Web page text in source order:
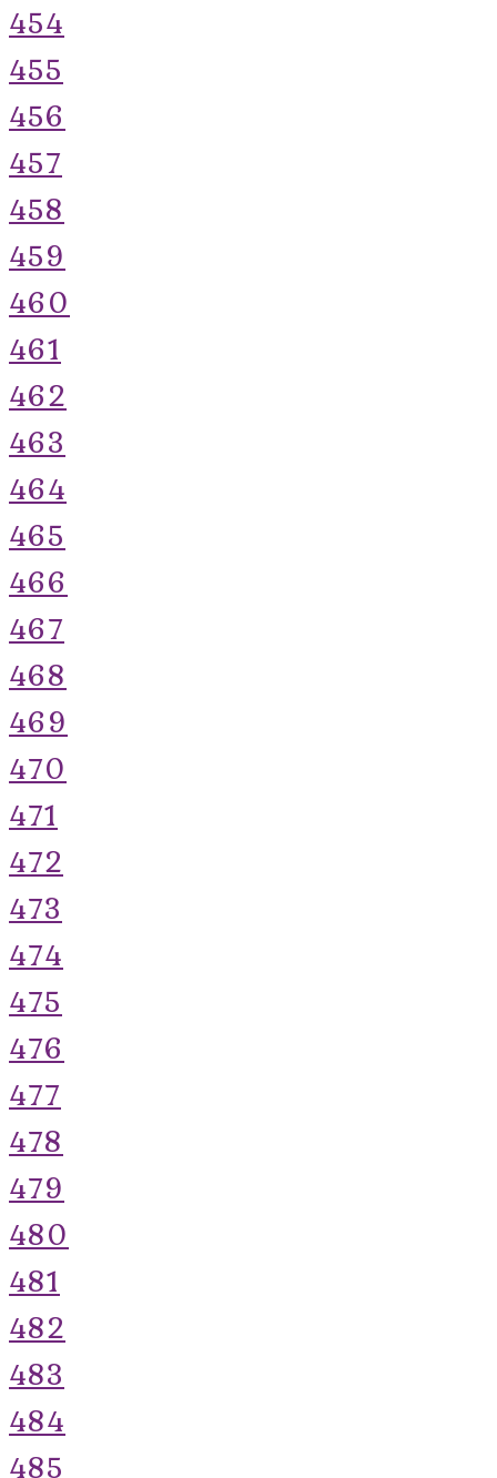
454
455
456
457
458
459
460
461
462
463
464
465
466
467
468
469
470
471
472
473
474
475
476
477
478
479
480
481
482
483
484
485